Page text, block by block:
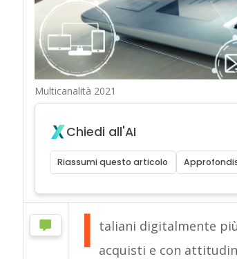
Multicanalità 2021
Chiedi all'AI
Riassumi questo articolo
I taliani digitalmente
acquisti e con